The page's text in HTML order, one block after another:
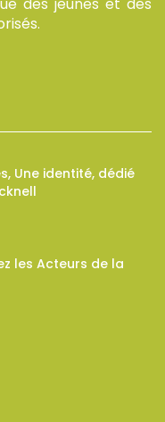
des jeunes et des
Une identité, dédié
les Acteurs de la